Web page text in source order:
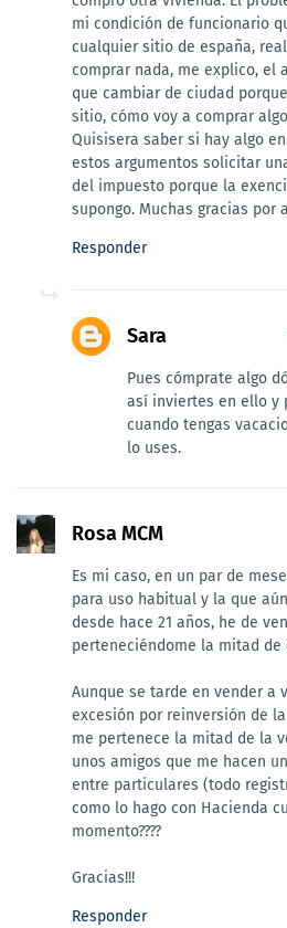
mi condición de funcionario
cualquier sitio de españa,
comprar nada, me explico, el
que cambiar de ciudad
sitio, cómo voy a comprar algo
Quisisera saber si hay algo
estos argumentos solicitar
del impuesto porque la
supongo. Muchas gracias por
Responder
Sara
Pues cómprate algo
así inviertes en ello y
cuando tengas
lo uses.
Rosa MCM
Es mi caso, en un par de
para uso habitual y la que
desde hace 21 años, he de
perteneciéndome la mitad
Aunque se tarde en vender a
excesión por reinversión de
me pertenece la mitad de la
unos amigos que me hacen
entre particulares (todo
como lo hago con Hacienda
momento????
Gracias!!!
Responder